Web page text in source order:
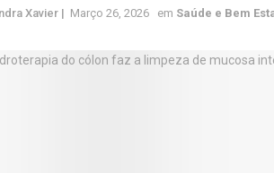
Xavier Março 26, 2026 em Saúde e Bem